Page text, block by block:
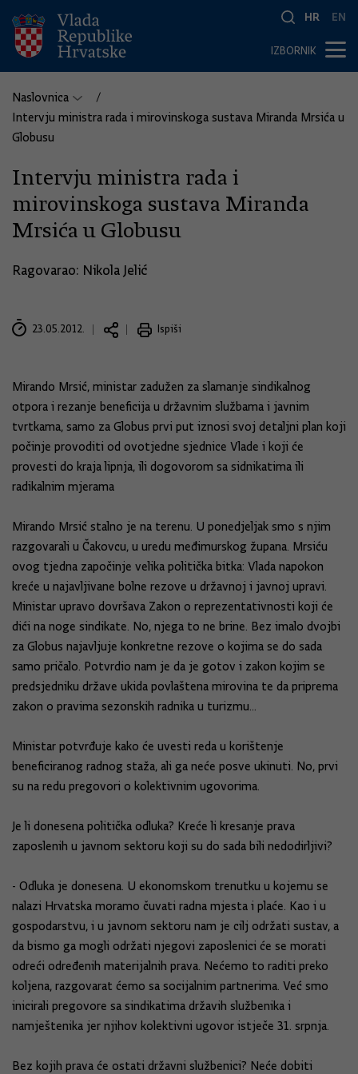
HR EN
IZBORNIK
Naslovnica
Intervju ministra rada i mirovinskoga sustava Miranda Mrsića u
Globusu
Intervju ministra rada i
mirovinskoga sustava Miranda
Mrsića u Globusu
Ragovarao: Nikola Jelić
23.05.2012. Ispiši
Mirando Mrsić, ministar zadužen za slamanje sindikalnog
otpora i rezanje beneficija u državnim službama i javnim
tvrtkama, samo za Globus prvi put iznosi svoj detaljni plan koji
počinje provoditi od ovotjedne sjednice Vlade i koji će
provesti do kraja lipnja, ili dogovorom sa sidnikatima ili
radikalnim mjerama
Mirando Mrsić stalno je na terenu. U ponedjeljak smo s njim
razgovarali u Čakovcu, u uredu međimurskog župana. Mrsiću
ovog tjedna za­po­činje velika politička bitka: Vlada napokon
kreće u najavljivane bolne rezove u državnoj i javnoj upravi.
Ministar upravo dovršava Zakon o reprezentativnosti koji će
dići na noge sindikate. No, njega to ne brine. Bez imalo dvojbi
za Globus najavljuje konkretne rezove o kojima se do sada
samo pričalo. Potvrdio nam je da je gotov i zakon kojim se
predsjedniku države ukida povlaštena mirovina te da priprema
zakon o pravima sezonskih radnika u turizmu...
Ministar potvrđuje kako će uvesti reda u korištenje
beneficiranog radnog staža, ali ga neće posve ukinuti. No, prvi
su na redu pregovori o kolektivnim ugovorima.
Je li donesena politička odluka? Kreće li kresanje prava
zaposlenih u javnom sektoru koji su do sada bili nedodirljivi?
- Odluka je donesena. U ekonomskom trenutku u kojemu se
nalazi Hrvatska moramo čuvati radna mjesta i plaće. Kao i u
gospodarstvu, i u javnom sektoru nam je cilj održati sustav, a
da bismo ga mogli održati njegovi zaposlenici će se morati
odreći određenih materijalnih prava. Nećemo to raditi preko
koljena, razgovarat ćemo sa socijalnim partnerima. Već smo
inicirali pregovore sa sindikatima državih službenika i
namještenika jer njihov kolektivni ugovor istječe 31. srpnja.
Bez kojih prava će ostati državni službenici? Neće dobiti